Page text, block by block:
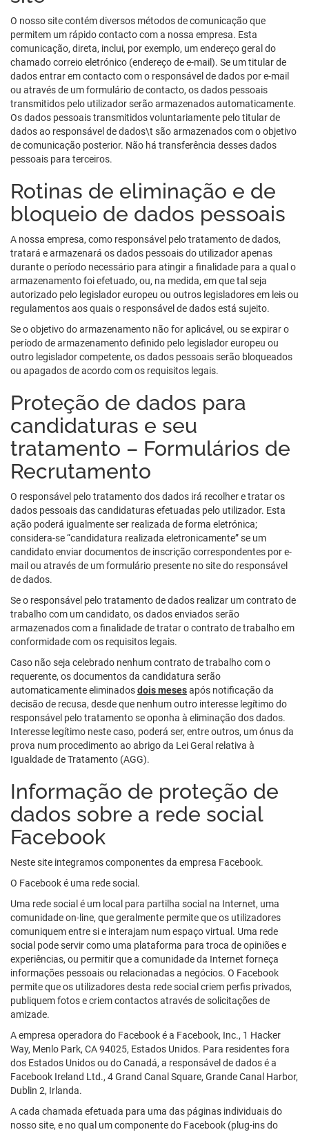
O nosso site contém diversos métodos de comunicação que
permitem um rápido contacto com a nossa empresa. Esta
comunicação, direta, inclui, por exemplo, um endereço geral do
chamado correio eletrónico (endereço de e-mail). Se um titular de
dados entrar em contacto com o responsável de dados por e-mail
ou através de um formulário de contacto, os dados pessoais
transmitidos pelo utilizador serão armazenados automaticamente.
Os dados pessoais transmitidos voluntariamente pelo titular de
dados ao responsável de dados\t são armazenados com o objetivo
de comunicação posterior. Não há transferência desses dados
pessoais para terceiros.
Rotinas de eliminação e de
bloqueio de dados pessoais
A nossa empresa, como responsável pelo tratamento de dados,
tratará e armazenará os dados pessoais do utilizador apenas
durante o período necessário para atingir a finalidade para a qual o
armazenamento foi efetuado, ou, na medida, em que tal seja
autorizado pelo legislador europeu ou outros legisladores em leis ou
regulamentos aos quais o responsável de dados está sujeito.
Se o objetivo do armazenamento não for aplicável, ou se expirar o
período de armazenamento definido pelo legislador europeu ou
outro legislador competente, os dados pessoais serão bloqueados
ou apagados de acordo com os requisitos legais.
Proteção de dados para
candidaturas e seu
tratamento – Formulários de
Recrutamento
O responsável pelo tratamento dos dados irá recolher e tratar os
dados pessoais das candidaturas efetuadas pelo utilizador. Esta
ação poderá igualmente ser realizada de forma eletrónica;
considera-se “candidatura realizada eletronicamente” se um
candidato enviar documentos de inscrição correspondentes por e-
mail ou através de um formulário presente no site do responsável
de dados.
Se o responsável pelo tratamento de dados realizar um contrato de
trabalho com um candidato, os dados enviados serão
armazenados com a finalidade de tratar o contrato de trabalho em
conformidade com os requisitos legais.
Caso não seja celebrado nenhum contrato de trabalho com o
requerente, os documentos da candidatura serão
automaticamente eliminadosdois mesesapós notificação da
decisão de recusa, desde que nenhum outro interesse legítimo do
responsável pelo tratamento se oponha à eliminação dos dados.
Interesse legítimo neste caso, poderá ser, entre outros, um ónus da
prova num procedimento ao abrigo da Lei Geral relativa à
Igualdade de Tratamento (AGG).
Informação de proteção de
dados sobre a rede social
Facebook
Neste site integramos componentes da empresa Facebook.
O Facebook é uma rede social.
Uma rede social é um local para partilha social na Internet, uma
comunidade on-line, que geralmente permite que os utilizadores
comuniquem entre si e interajam num espaço virtual. Uma rede
social pode servir como uma plataforma para troca de opiniões e
experiências, ou permitir que a comunidade da Internet forneça
informações pessoais ou relacionadas a negócios. O Facebook
permite que os utilizadores desta rede social criem perfis privados,
publiquem fotos e criem contactos através de solicitações de
amizade.
A empresa operadora do Facebook é a Facebook, Inc., 1 Hacker
Way, Menlo Park, CA 94025, Estados Unidos. Para residentes fora
dos Estados Unidos ou do Canadá, a responsável de dados é a
Facebook Ireland Ltd., 4 Grand Canal Square, Grande Canal Harbor,
Dublin 2, Irlanda.
A cada chamada efetuada para uma das páginas individuais do
nosso site, e no qual um componente do Facebook (plug-ins do